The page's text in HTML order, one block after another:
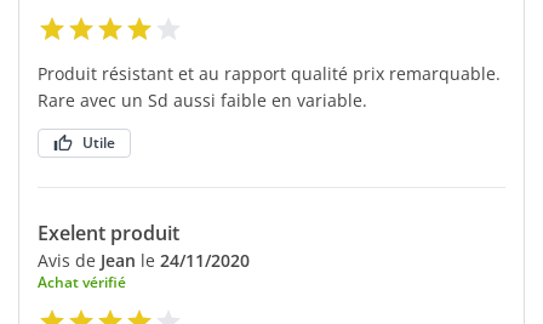
Produit résistant et au rapport qualité prix remarquable.
Rare avec un Sd aussi faible en variable.
Utile
Exelent produit
Avis de Jean le 24/11/2020
Achat vérifié